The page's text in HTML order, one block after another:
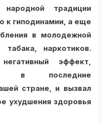
традиции
к гиподинамии, а еще
в молодежной
табака, наркотиков.
эффект,
в последние
стране, и вызвал
ухудшения здоровья